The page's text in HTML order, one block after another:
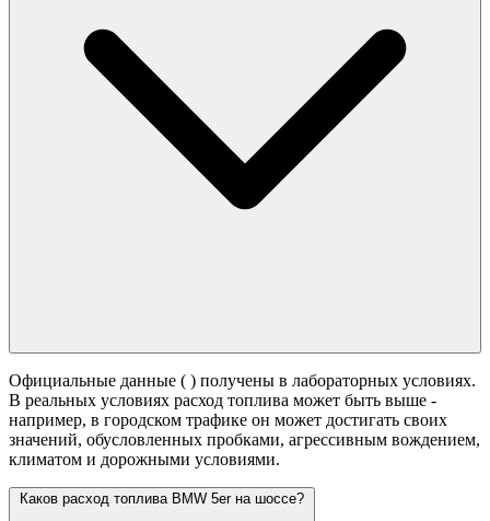
Официальные данные ( ) получены в лабораторных условиях.
В реальных условиях расход топлива может быть выше -
например, в городском трафике он может достигать своих
значений, обусловленных пробками, агрессивным вождением,
климатом и дорожными условиями.
Каков расход топлива BMW 5er на шоссе?